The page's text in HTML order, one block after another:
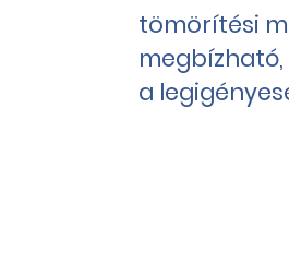
tömörítési
a